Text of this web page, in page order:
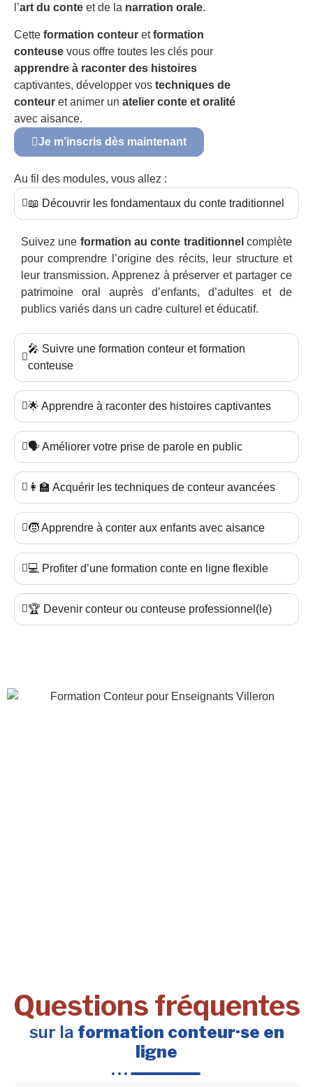
l’art du conte et de la narration orale.
Cette formation conteur etformation
conteuse vous offre toutes les clés pour
apprendre à raconter des histoires
captivantes, développer vos techniques de
conteur et animer un atelier conte et oralité
avec aisance.
Je m’inscris dès maintenant
Au fil des modules, vous allez :
📖 Découvrir les fondamentaux du conte traditionnel
Suivez une formation au conte traditionnel complète
pour comprendre l’origine des récits, leur structure et
leur transmission. Apprenez à préserver et partager ce
patrimoine oral auprès d’enfants, d’adultes et de
publics variés dans un cadre culturel et éducatif.
🎤 Suivre une formation conteur et formation
conteuse
🌟 Apprendre à raconter des histoires captivantes
🗣️ Améliorer votre prise de parole en public
👩‍🏫 Acquérir les techniques de conteur avancées
🧒 Apprendre à conter aux enfants avec aisance
💻 Profiter d’une formation conte en ligne flexible
🏆 Devenir conteur ou conteuse professionnel(le)
Questions fréquentes
sur la formation conteur·se en
ligne